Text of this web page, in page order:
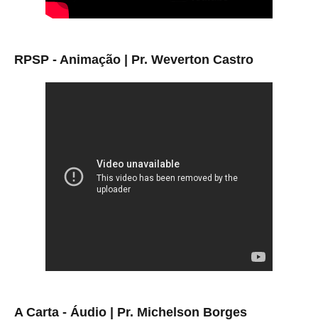
RPSP - Animação | Pr. Weverton Castro
A Carta - Áudio | Pr. Michelson Borges